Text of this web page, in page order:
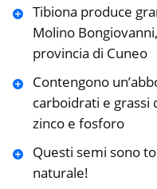
Tibiona produce
Molino
provincia di Cuneo
Contengono
carboidrati e grassi
zinco e fosforo
Questi semi sono
naturale!